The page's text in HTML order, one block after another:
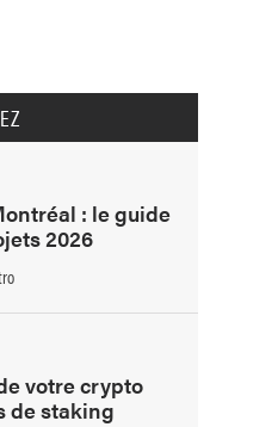
: le guide
2026
votre crypto
de staking